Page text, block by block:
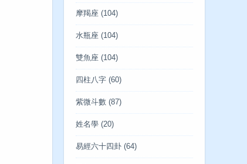
摩羯座 (104)
水瓶座 (104)
雙魚座 (104)
四柱八字 (60)
紫微斗數 (87)
姓名學 (20)
易經六十四卦 (64)